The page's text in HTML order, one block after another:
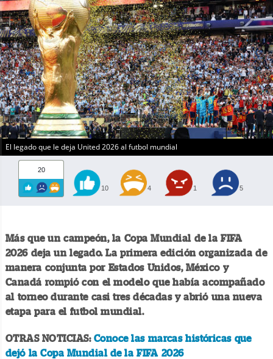
El legado que le deja United 2026 al futbol mundial
20
10 4 1 5
Más que un campeón, la Copa Mundial de la FIFA
2026 deja un legado. La primera edición organizada de
manera conjunta por Estados Unidos, México y
Canadá rompió con el modelo que había acompañado
al torneo durante casi tres décadas y abrió una nueva
etapa para el futbol mundial.
OTRAS NOTICIAS: Conoce las marcas históricas que
dejó la Copa Mundial de la FIFA 2026